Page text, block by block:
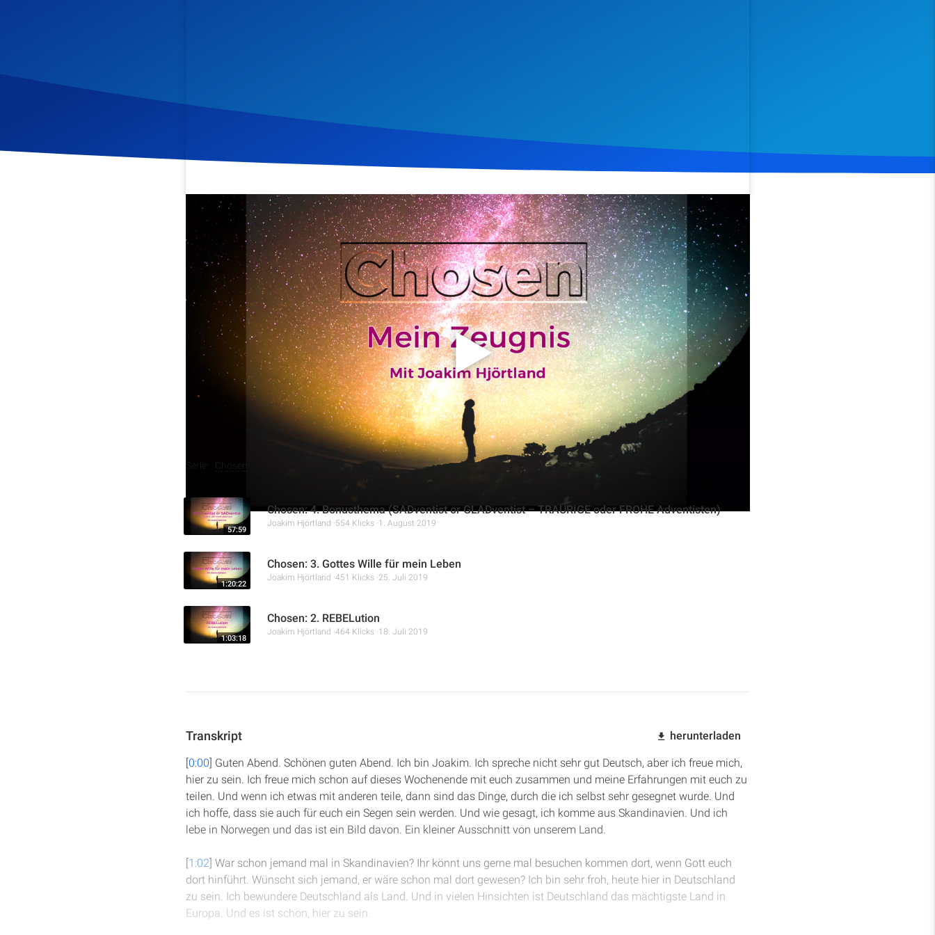
Veröffentlicht am 11. Juli 2019 875Klicks Download Teilen
Joakim Hjörtland teilt in dieser Predigt seine persönliche Bekehrungsgeschichte und betont die transformative Kraft
des Glaubens. Er spricht über die Bedeutung einer lebendigen Beziehung zu Gott, die über bloßes Wissen
hinausgeht. Anhand von persönlichen Erlebnissen und biblischen Beispielen ermutigt er die Zuhörer, sich ganz für
Gott zu entscheiden und seinen Plan für ihr Leben anzunehmen, um ein erfülltes und aufregendes christliches
Leben zu führen.
Serie: Chosen
57:59
Chosen: 4. Bonusthema (SADventist or GLADventist – TRAURIGE oder FROHE Adventisten)
Joakim Hjörtland 554 Klicks 1. August 2019
1:20:22
Chosen: 3. Gottes Wille für mein Leben
Joakim Hjörtland 451 Klicks 25. Juli 2019
1:03:18
Chosen: 2. REBELution
Joakim Hjörtland 464 Klicks 18. Juli 2019
Transkript herunterladen
[0:00] Guten Abend. Schönen guten Abend. Ich bin Joakim. Ich spreche nicht sehr gut Deutsch, aber ich freue mich,
hier zu sein. Ich freue mich schon auf dieses Wochenende mit euch zusammen und meine Erfahrungen mit euch zu
teilen. Und wenn ich etwas mit anderen teile, dann sind das Dinge, durch die ich selbst sehr gesegnet wurde. Und
ich hoffe, dass sie auch für euch ein Segen sein werden. Und wie gesagt, ich komme aus Skandinavien. Und ich
lebe in Norwegen und das ist ein Bild davon. Ein kleiner Ausschnitt von unserem Land.
[1:02] War schon jemand mal in Skandinavien? Ihr könnt uns gerne mal besuchen kommen dort, wenn Gott euch
dort hinführt. Wünscht sich jemand, er wäre schon mal dort gewesen? Ich bin sehr froh, heute hier in Deutschland
zu sein. Ich bewundere Deutschland als Land. Und in vielen Hinsichten ist Deutschland das mächtigste Land in
Europa. Und es ist schön, hier zu sein.